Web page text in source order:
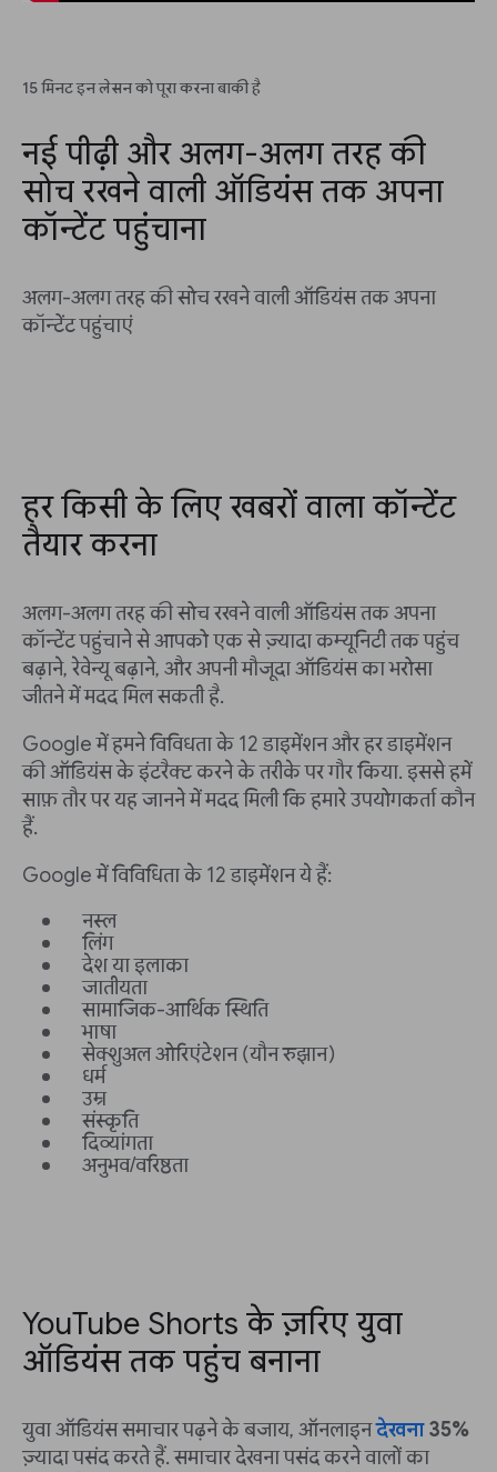
15 मिनट इन लेसन को पूरा करना बाकी है
नई पीढ़ी और अलग-अलग तरह की
सोच रखने वाली ऑडियंस तक अपना
कॉन्टेंट पहुंचाना
अलग-अलग तरह की सोच रखने वाली ऑडियंस तक अपना
कॉन्टेंट पहुंचाएं
हर किसी के लिए खबरों वाला कॉन्टेंट
तैयार करना
अलग-अलग तरह की सोच रखने वाली ऑडियंस तक अपना
कॉन्टेंट पहुंचाने से आपको एक से ज़्यादा कम्यूनिटी तक पहुंच
बढ़ाने, रेवेन्यू बढ़ाने, और अपनी मौजूदा ऑडियंस का भरोसा
जीतने में मदद मिल सकती है.
Google में हमने विविधता के 12 डाइमेंशन और हर डाइमेंशन
की ऑडियंस के इंटरैक्ट करने के तरीके पर गौर किया. इससे हमें
साफ़ तौर पर यह जानने में मदद मिली कि हमारे उपयोगकर्ता कौन
हैं.
Google में विविधिता के 12 डाइमेंशन ये हैं:
नस्ल
लिंग
देश या इलाका
जातीयता
सामाजिक-आर्थिक स्थिति
भाषा
सेक्शुअल ओरिएंटेशन (यौन रुझान)
धर्म
उम्र
संस्कृति
दिव्यांगता
अनुभव/वरिष्ठता
YouTube Shorts के ज़रिए युवा
ऑडियंस तक पहुंच बनाना
युवा ऑडियंस समाचार पढ़ने के बजाय, ऑनलाइनदेखना 35%
ज़्यादा पसंद करते हैं. समाचार देखना पसंद करने वालों का